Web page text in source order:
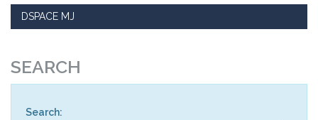
DSPACE MJ
SEARCH
Search: